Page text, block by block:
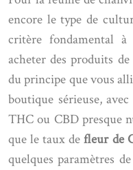
encore le type de
critère fondamental à
acheter des produits
du principe que vous
boutique sérieuse,
THC ou CBD presque
que le taux defleur de
quelques paramètres